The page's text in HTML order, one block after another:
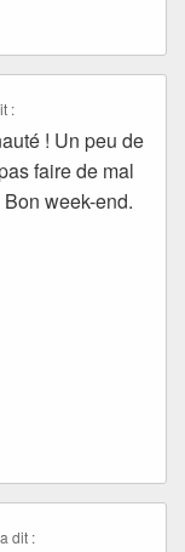
:
! Un peu de
faire de mal
week-end.
a dit :